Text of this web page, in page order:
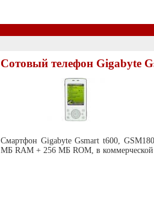
Сотовый телефон Gigabyte
Смартфон Gigabyte Gsmart t600,
МБ RAM + 256 МБ ROM, в коммерческой